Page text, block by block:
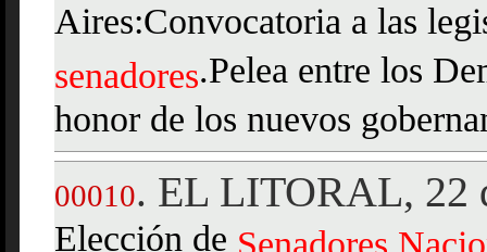
Aires:Convocatoria a las
senadores.Pelea entre los
honor de los nuevos
00010. EL LITORAL, 22
Elección de Senadores